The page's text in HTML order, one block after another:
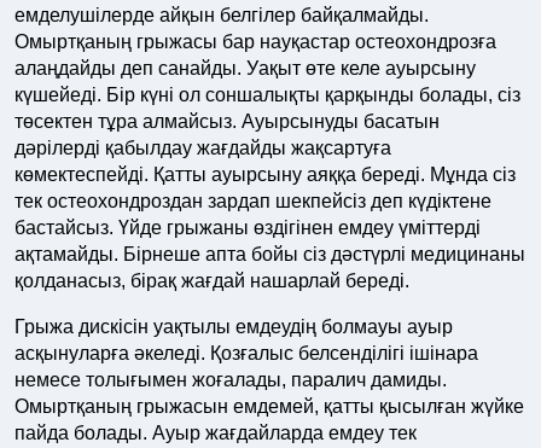
емделушілерде айқын белгілер байқалмайды.
Омыртқаның грыжасы бар науқастар остеохондрозға
алаңдайды деп санайды. Уақыт өте келе ауырсыну
күшейеді. Бір күні ол соншалықты қарқынды болады, сіз
төсектен тұра алмайсыз. Ауырсынуды басатын
дәрілерді қабылдау жағдайды жақсартуға
көмектеспейді. Қатты ауырсыну аяққа береді. Мұнда сіз
тек остеохондроздан зардап шекпейсіз деп күдіктене
бастайсыз. Үйде грыжаны өздігінен емдеу үміттерді
ақтамайды. Бірнеше апта бойы сіз дәстүрлі медицинаны
қолданасыз, бірақ жағдай нашарлай береді.
Грыжа дискісін уақтылы емдеудің болмауы ауыр
асқынуларға әкеледі. Қозғалыс белсенділігі ішінара
немесе толығымен жоғалады, паралич дамиды.
Омыртқаның грыжасын емдемей, қатты қысылған жүйке
пайда болады. Ауыр жағдайларда емдеу тек